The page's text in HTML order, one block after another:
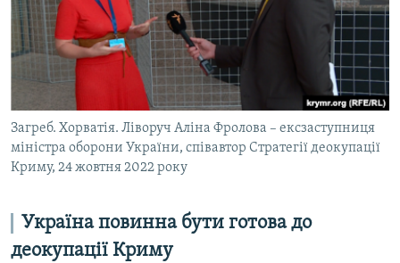
Загреб. Хорватія. Ліворуч Аліна Фролова – ексзаступниця
міністра оборони України, співавтор Стратегії деокупації
Криму, 24 жовтня 2022 року
Україна повинна бути готова до
деокупації Криму